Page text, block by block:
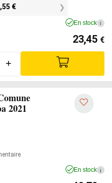
€
En stock i
23,45 €
+
2021
En stock i